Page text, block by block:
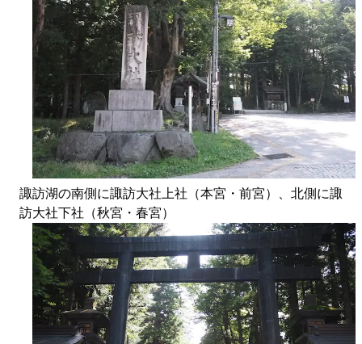
諏訪湖の南側に諏訪大社上社（本宮・前宮）、北側に諏
訪大社下社（秋宮・春宮）